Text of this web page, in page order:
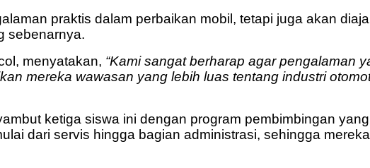
praktis dalam perbaikan mobil, tetapi juga akan
sebenarnya.
menyatakan, “Kami sangat berharap agar pengalaman
mereka wawasan yang lebih luas tentang industri
ketiga siswa ini dengan program pembimbingan
dari servis hingga bagian administrasi, sehingga